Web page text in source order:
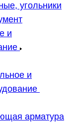
угольники
и
и
арматура